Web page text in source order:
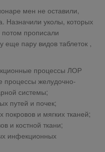
мен не оставили,
Назначили уколы, которых
потом прописали
еще пару видов таблеток ,
процессы ЛОР
процессы желудочно-
системы;
путей и почек;
и мягких тканей;
и костной ткани;
инфекционных